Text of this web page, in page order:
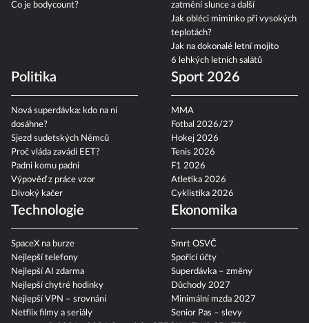
Co je bodycount?
zatmění slunce a další
Jak obléci miminko při vysokých
teplotách?
Jak na dokonalé letní mojito
6 lehkých letních salátů
Politika
Nová superdávka: kdo na ní
dosáhne?
Sjezd sudetských Němců
Proč vláda zavádí EET?
Padni komu padni
Výpověď z práce vzor
Divoký kačer
Sport 2026
MMA
Fotbal 2026/27
Hokej 2026
Tenis 2026
F1 2026
Atletika 2026
Cyklistika 2026
Technologie
SpaceX na burze
Nejlepší telefony
Nejlepší AI zdarma
Nejlepší chytré hodinky
Nejlepší VPN – srovnání
Netflix filmy a seriály
Ekonomika
Smrt OSVČ
Spořicí účty
Superdávka – změny
Důchody 2027
Minimální mzda 2027
Senior Pas – slevy